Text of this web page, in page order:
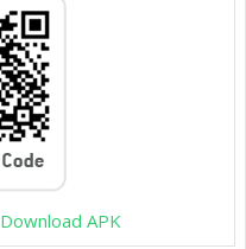
Download APK